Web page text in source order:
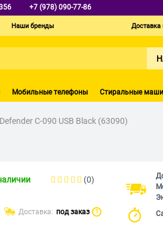
+7 (978) 090-77-86
Наши бренды Доставка
Мобильные телефоны Стиральные
C-090 USB Black (63090)
(0)
Доставка: под заказ ?